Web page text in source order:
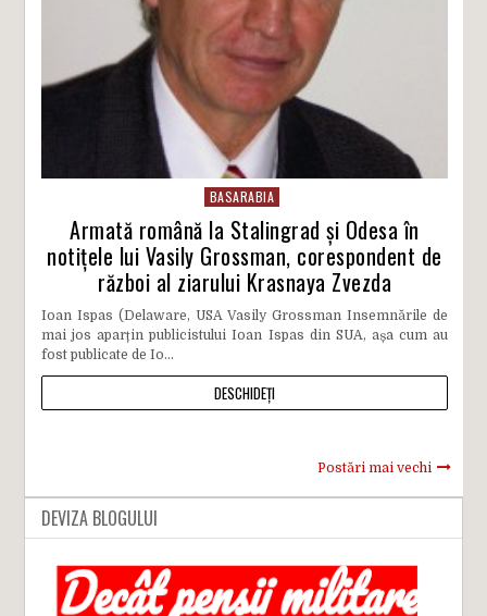
BASARABIA
Armată română la Stalingrad și Odesa în
notițele lui Vasily Grossman, corespondent de
război al ziarului Krasnaya Zvezda
Ioan Ispas (Delaware, USA Vasily Grossman Insemnările de
mai jos aparțin publicistului Ioan Ispas din SUA, așa cum au
fost publicate de Io...
DESCHIDEȚI
Postări mai vechi
DEVIZA BLOGULUI